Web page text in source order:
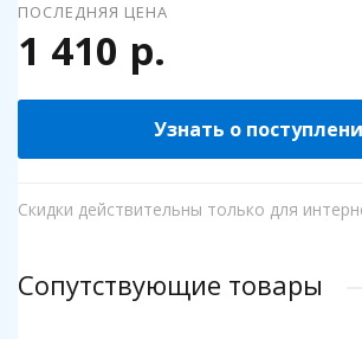
ПОСЛЕДНЯЯ ЦЕНА
1 410 р.
Узнать о
Скидки действительны только для
Сопутствующие товары